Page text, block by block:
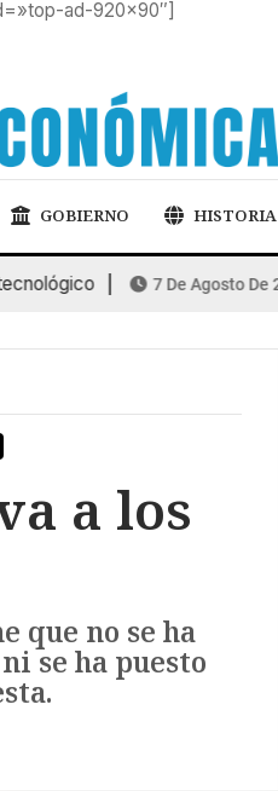
ad-920×90″]
GOBIERNO HISTORIA
7 De Agosto De 2026
a los
que no se ha
se ha puesto